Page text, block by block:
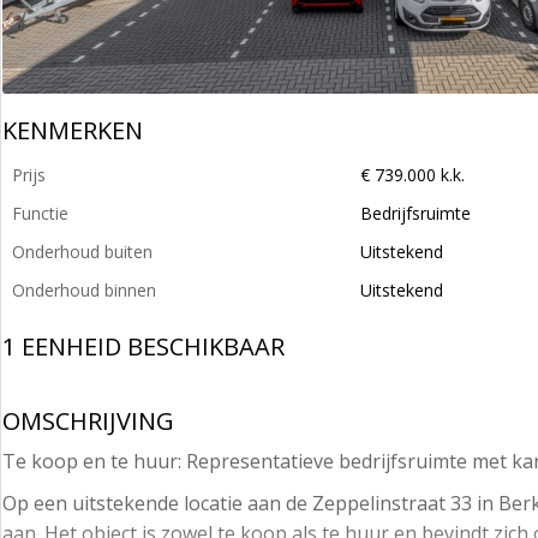
KENMERKEN
Prijs
€ 739.000 k.k.
Functie
Bedrijfsruimte
Onderhoud buiten
Uitstekend
Onderhoud binnen
Uitstekend
1 EENHEID BESCHIKBAAR
OMSCHRIJVING
Te koop en te huur: Representatieve bedrijfsruimte met
Op een uitstekende locatie aan de Zeppelinstraat 33 in